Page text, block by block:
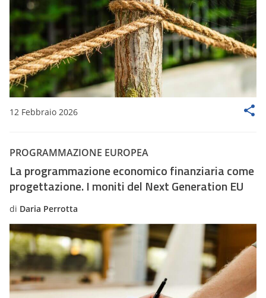
12 Febbraio 2026
PROGRAMMAZIONE EUROPEA
La programmazione economico finanziaria come
progettazione. I moniti del Next Generation EU
di Daria Perrotta